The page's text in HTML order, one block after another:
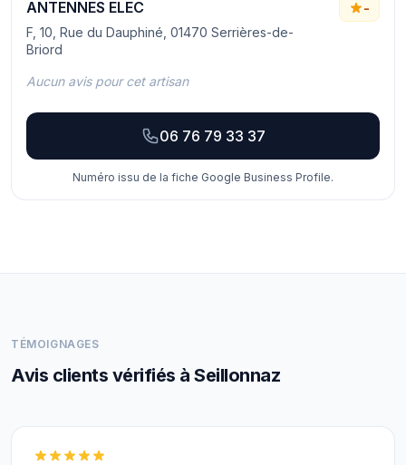
ANTENNES ELEC
F, 10, Rue du Dauphiné, 01470 Serrières-de-
Briord
-
Aucun avis pour cet artisan
06 76 79 33 37
Numéro issu de la fiche Google Business Profile.
TÉMOIGNAGES
Avis clients vérifiés à Seillonnaz